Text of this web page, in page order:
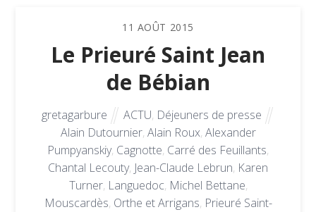
11 AOÛT 2015
Le Prieuré Saint Jean
de Bébian
gretagarbure ACTU, Déjeuners de presse
Alain Dutournier, Alain Roux, Alexander
Pumpyanskiy, Cagnotte, Carré des Feuillants,
Chantal Lecouty, Jean-Claude Lebrun, Karen
Turner, Languedoc, Michel Bettane,
Mouscardès, Orthe et Arrigans, Prieuré Saint-